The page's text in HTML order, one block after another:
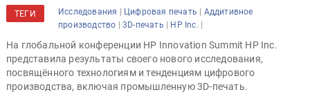
ТЕГИ Исследования | Цифровая печать | Аддитивное
производство |3D-печать | HP Inc. |
На глобальной конференции HP Innovation Summit HP Inc.
представила результаты своего нового исследования,
посвящённого технологиям и тенденциям цифрового
производства, включая промышленную 3D-печать.